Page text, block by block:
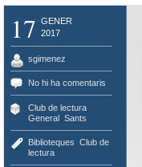
17 GENER
2017
sgimenez
No hi ha comentaris
Club de lectura,
General, Sants
Biblioteques Club de
lectura